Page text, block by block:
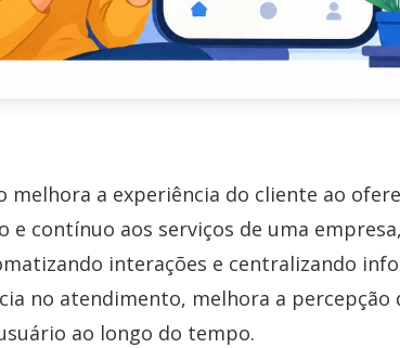
melhora a experiência do cliente ao
e contínuo aos serviços de uma
interações e centralizando
no atendimento, melhora a percepção
ao longo do tempo.